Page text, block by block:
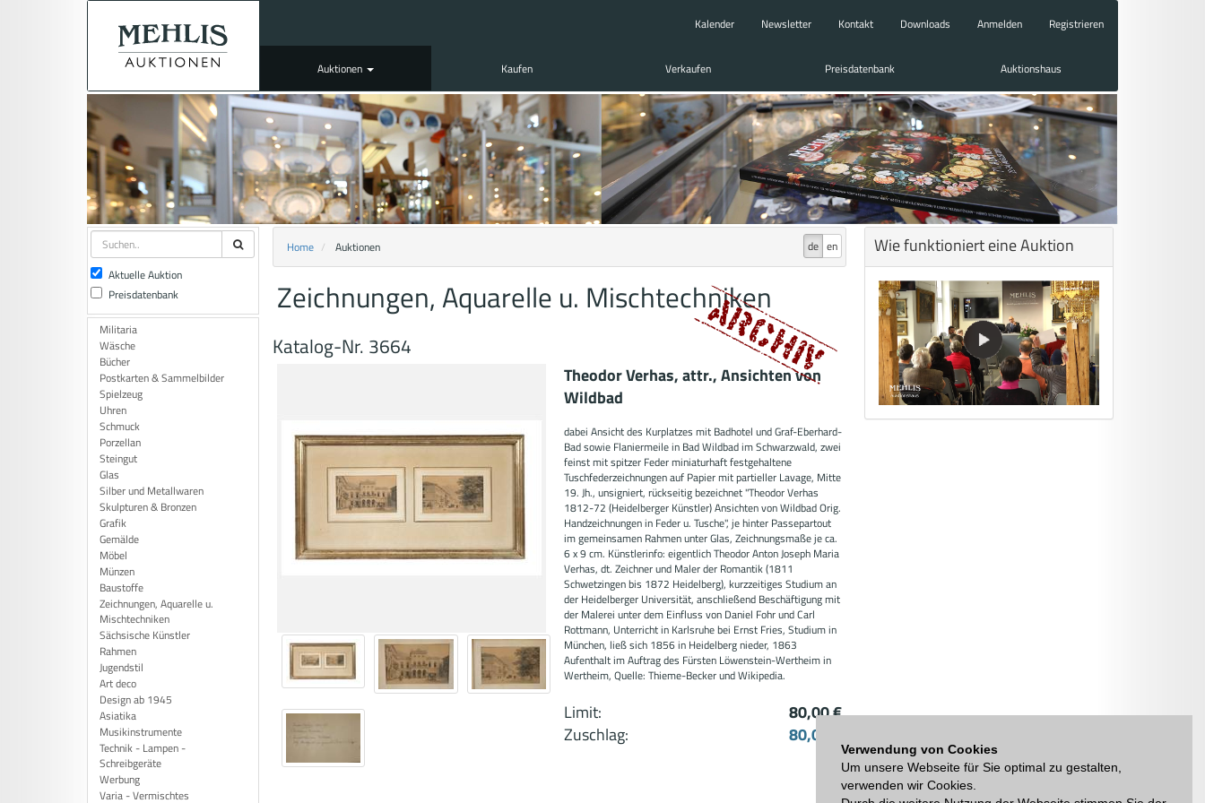
Verwendung von Cookies
Um unsere Webseite für Sie optimal zu gestalten,
verwenden wir Cookies.
Kalender Newsletter Kontakt Downloads Anmelden Registrieren
Auktionen Kaufen Verkaufen Preisdatenbank Auktionshaus
Aktuelle Auktion
Preisdatenbank
Militaria
Wäsche
Bücher
Postkarten & Sammelbilder
Spielzeug
Uhren
Schmuck
Porzellan
Steingut
Glas
Silber und Metallwaren
Skulpturen & Bronzen
Grafik
Gemälde
Möbel
Münzen
Baustoffe
Zeichnungen, Aquarelle u.
Mischtechniken
Sächsische Künstler
Rahmen
Jugendstil
Art deco
Design ab 1945
Asiatika
Musikinstrumente
Technik - Lampen -
Schreibgeräte
Werbung
Varia - Vermischtes
de en
Home Auktionen
Zeichnungen, Aquarelle u. Mischtechniken
Katalog-Nr. 3664
Theodor Verhas, attr., Ansichten von
Wildbad
dabei Ansicht des Kurplatzes mit Badhotel und Graf-Eberhard-
Bad sowie Flaniermeile in Bad Wildbad im Schwarzwald, zwei
feinst mit spitzer Feder miniaturhaft festgehaltene
Tuschfederzeichnungen auf Papier mit partieller Lavage, Mitte
19. Jh., unsigniert, rückseitig bezeichnet "Theodor Verhas
1812-72 (Heidelberger Künstler) Ansichten von Wildbad Orig.
Handzeichnungen in Feder u. Tusche", je hinter Passepartout
im gemeinsamen Rahmen unter Glas, Zeichnungsmaße je ca.
6 x 9 cm. Künstlerinfo: eigentlich Theodor Anton Joseph Maria
Verhas, dt. Zeichner und Maler der Romantik (1811
Schwetzingen bis 1872 Heidelberg), kurzzeitiges Studium an
der Heidelberger Universität, anschließend Beschäftigung mit
der Malerei unter dem Einfluss von Daniel Fohr und Carl
Rottmann, Unterricht in Karlsruhe bei Ernst Fries, Studium in
München, ließ sich 1856 in Heidelberg nieder, 1863
Aufenthalt im Auftrag des Fürsten Löwenstein-Wertheim in
Wertheim, Quelle: Thieme-Becker und Wikipedia.
Limit:
80,00 €
Zuschlag:
80,00 €
Wie funktioniert eine Auktion